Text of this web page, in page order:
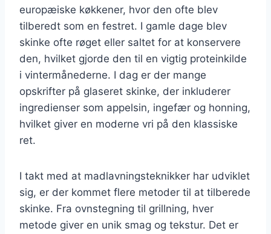
europæiske køkkener, hvor den ofte blev
tilberedt som en festret. I gamle dage blev
skinke ofte røget eller saltet for at konservere
den, hvilket gjorde den til en vigtig proteinkilde
i vintermånederne. I dag er der mange
opskrifter på glaseret skinke, der inkluderer
ingredienser som appelsin, ingefær og honning,
hvilket giver en moderne vri på den klassiske
ret.
I takt med at madlavningsteknikker har udviklet
sig, er der kommet flere metoder til at tilberede
skinke. Fra ovnstegning til grillning, hver
metode giver en unik smag og tekstur. Det er